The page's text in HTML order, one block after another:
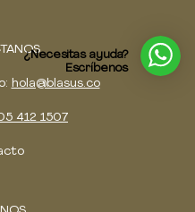
hola@blasus.co
412 1507
¿Necesitas ayuda?
Escríbenos